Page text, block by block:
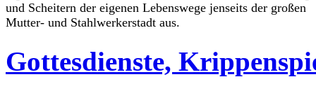
und Scheitern der eigenen Lebenswege jenseits der großen
Mutter- und Stahlwerkerstadt aus.
Gottesdienste,